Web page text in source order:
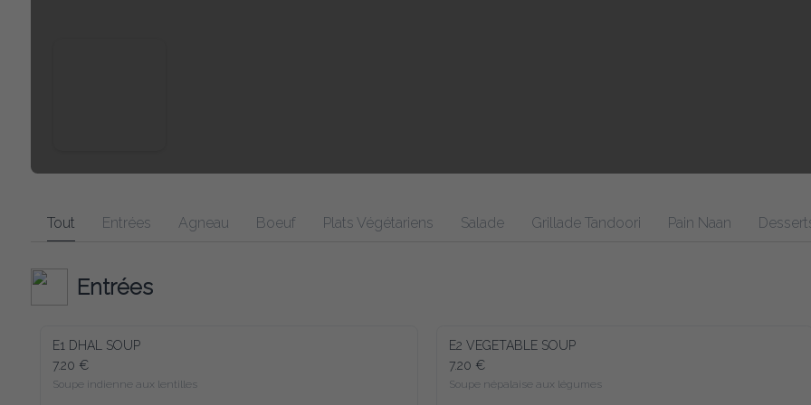
Tout Entrées Agneau Boeuf Plats Végétariens Salade Grillade Tandoori Pain Naan Desserts
Entrées
E1 DHAL SOUP
7.20 €
Soupe indienne aux lentilles
E2 VEGETABLE SOUP
7.20 €
Soupe népalaise aux légumes